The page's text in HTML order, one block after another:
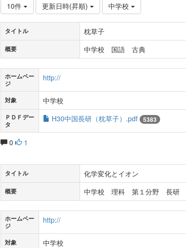
10件 更新日時(昇順) 中学校
タイトル 枕草子
概要 中学校 国語 古典
ホームペー
ジ
http://
対象 中学校
ＰＤＦデー
タ
H30中国長研（枕草子）.pdf 5383
0 1
タイトル 化学変化とイオン
概要 中学校 理科 第１分野 長研
ホームペー
ジ
http://
対象 中学校